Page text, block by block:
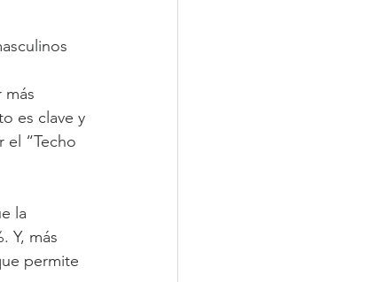
más
es clave y
el “Techo
la
Y, más
permite